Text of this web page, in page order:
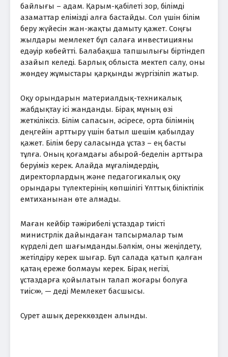
байлығы – адам. Қарым-қабілеті зор, білімді
азаматтар елімізді алға бастайды. Сол үшін білім
беру жүйесін жан-жақты дамыту қажет. Соңғы
жылдары мемлекет бұл салаға инвестицияны
едәуір көбейтті. Балабақша тапшылығы біртіндеп
азайып келеді. Барлық облыста мектеп салу, оны
жөндеу жұмыстары қарқынды жүргізіліп жатыр.
Оқу орындарын материалдық-техникалық
жабдықтау ісі жанданды. Бірақ мұның өзі
жеткіліксіз. Білім сапасын, әсіресе, орта білімнің
деңгейін арттыру үшін батыл шешім қабылдау
қажет. Білім беру саласында ұстаз – ең басты
тұлға. Оның қоғамдағы абырой-беделін арттыра
беруіміз керек. Алайда мұғалімдердің,
директорлардың және педагогикалық оқу
орындары түлектерінің көпшілігі Ұлттық біліктілік
емтиханынан өте алмады.
Маған кейбір тәжірибелі ұстаздар тиісті
министрлік дайындаған тапсырмалар тым
күрделі деп шағымданды.Бәлкім, оны жеңілдету,
жетілдіру керек шығар. Бұл салада қатып қалған
қатаң ереже болмауы керек. Бірақ негізі,
ұстаздарға қойылатын талап жоғары болуға
тиіс»», — деді Мемлекет басшысы.
Сурет ашық дереккөзден алынды.